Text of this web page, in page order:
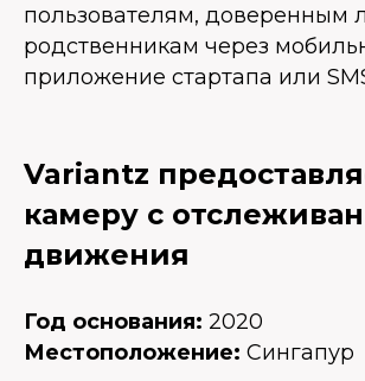
пользователям, доверенным
родственникам через
приложение стартапа или
Variantz
камеру с
движения
Год основания: 2020
Местоположение: Сингапур